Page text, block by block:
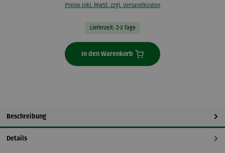
Preise inkl. MwSt. zzgl. Versandkosten
Lieferzeit: 2-3 Tage
In den Warenkorb
Beschreibung
Details